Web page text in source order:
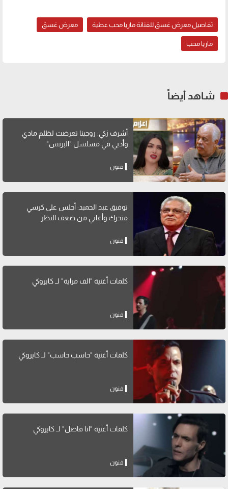
تفاصيل معرض غسق للفنانة ماريا محب عطية معرض غسق
ماريا محب
شاهد أيضاً
أشرف زكي: روجينا تعرضت لظلم مادي
وأدبي في مسلسل "البرنس"
فنون
توفيق عبد الحميد: أجلس على كرسي
متحرك وأعاني من ضعف النظر
فنون
كلمات أغنية "الف مراية" لــ كايروكي
فنون
كلمات أغنية "حاسب حاسب" لــ كايروكي
فنون
كلمات أغنية "انا فاضل" لــ كايروكي
فنون